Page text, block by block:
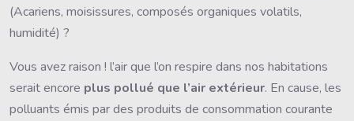
(Acariens, moisissures, composés organiques volatils,
humidité) ?
Vous avez raison ! l’air que l’on respire dans nos habitations
serait encore plus pollué que l’air extérieur. En cause, les
polluants émis par des produits de consommation courante